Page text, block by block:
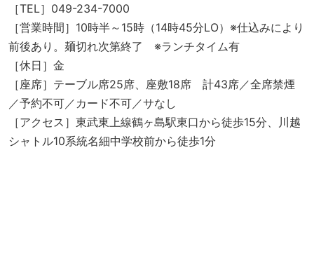
［TEL］049-234-7000
［営業時間］10時半～15時（14時45分LO）※仕込みにより
前後あり。麺切れ次第終了 ※ランチタイム有
［休日］金
［座席］テーブル席25席、座敷18席 計43席／全席禁煙
／予約不可／カード不可／サなし
［アクセス］東武東上線鶴ヶ島駅東口から徒歩15分、川越
シャトル10系統名細中学校前から徒歩1分